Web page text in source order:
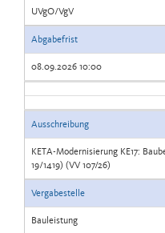
UVgO/VgV
Abgabefrist
08.09.2026 10:00
Ausschreibung
KETA-Modernisierung KE17:
19/1419) (VV 107/26)
Vergabestelle
Bauleistung